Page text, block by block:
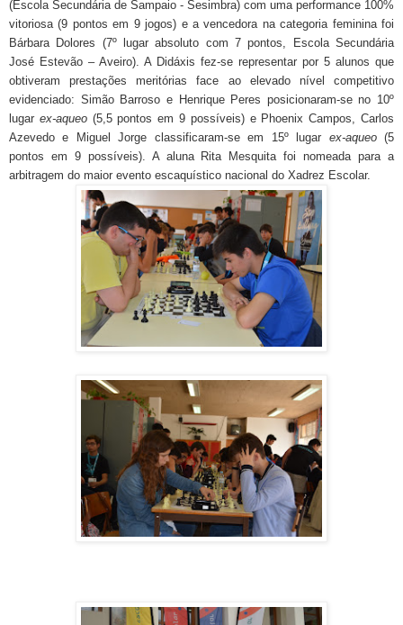
(Escola Secundária de Sampaio - Sesimbra) com uma performance 100%
vitoriosa (9 pontos em 9 jogos) e a vencedora na categoria feminina foi
Bárbara Dolores (7º lugar absoluto com 7 pontos, Escola Secundária
José Estevão – Aveiro). A Didáxis fez-se representar por 5 alunos que
obtiveram prestações meritórias face ao elevado nível competitivo
evidenciado: Simão Barroso e Henrique Peres posicionaram-se no 10º
lugar ex-aqueo(5,5 pontos em 9 possíveis) e Phoenix Campos, Carlos
Azevedo e Miguel Jorge classificaram-se em 15º lugar ex-aqueo(5
pontos em 9 possíveis). A aluna Rita Mesquita foi nomeada para a
arbitragem do maior evento escaquístico nacional do Xadrez Escolar.